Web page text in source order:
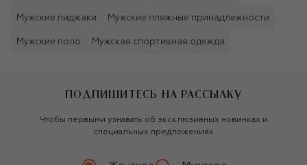
Мужские пиджаки Мужские пляжные принадлежности
Мужские поло Мужская спортивная одежда
ПОДПИШИТЕСЬ НА РАССЫЛКУ
Чтобы первыми узнавать об эксклюзивных новинках и
специальных предложениях